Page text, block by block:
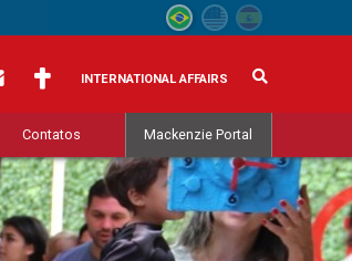
INTERNATIONAL AFFAIRS
Contatos Mackenzie Portal